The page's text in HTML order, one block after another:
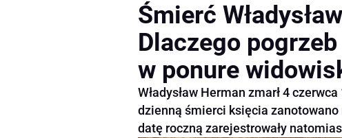
Śmierć
Dlaczego
w ponure
Władysław Herman zmarł 4
dzienną śmierci księcia
datę roczną zarejestrowały